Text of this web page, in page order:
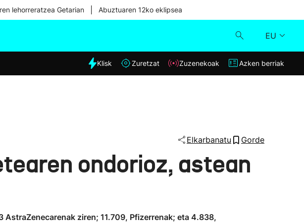
lehorreratzea Getarian Abuztuaren 12ko eklipsea
EU
Eguraldia
Klisk
Azken berriak
Klisk Zuretzat Zuzenekoak Azken berriak
Elkarbanatu Gorde
ondorioz, astean
ziren; 11.709, Pfizerrenak; eta 4.838,